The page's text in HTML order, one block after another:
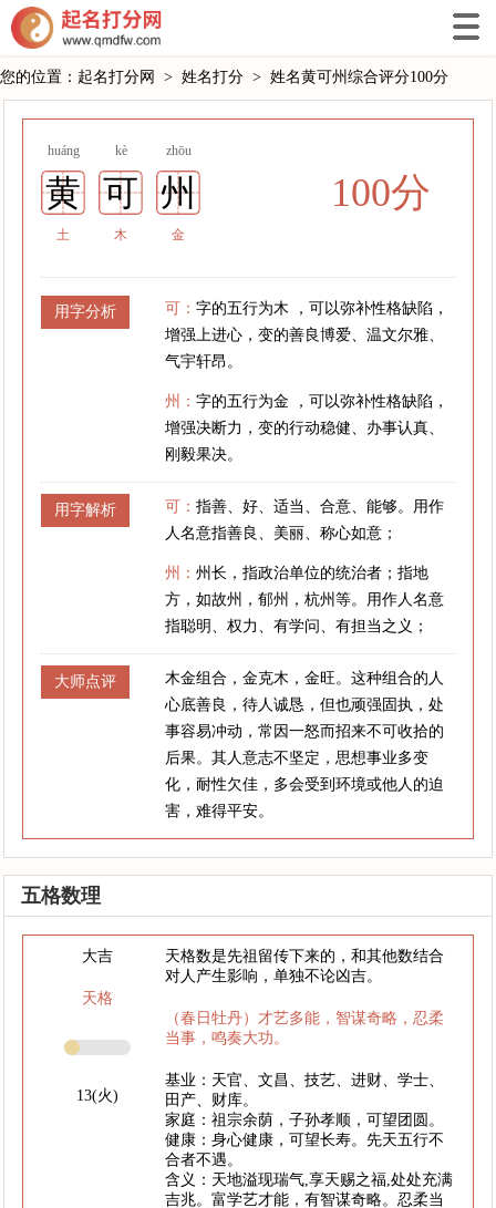
您的位置： 起名打分网 > 姓名打分 > 姓名黄可州综合评分100分
huáng kè zhōu
黄 可 州
土 木 金
100分
用字分析 可：字的五行为木 ，可以弥补性格缺陷，
增强上进心，变的善良博爱、温文尔雅、
气宇轩昂。
州：字的五行为金 ，可以弥补性格缺陷，
增强决断力，变的行动稳健、办事认真、
刚毅果决。
用字解析 可：指善、好、适当、合意、能够。用作
人名意指善良、美丽、称心如意；
州：州长，指政治单位的统治者；指地
方，如故州，郁州，杭州等。用作人名意
指聪明、权力、有学问、有担当之义；
大师点评
木金组合，金克木，金旺。这种组合的人
心底善良，待人诚恳，但也顽强固执，处
事容易冲动，常因一怒而招来不可收拾的
后果。其人意志不坚定，思想事业多变
化，耐性欠佳，多会受到环境或他人的迫
害，难得平安。
五格数理
大吉
天格
13(火)
天格数是先祖留传下来的，和其他数结合
对人产生影响，单独不论凶吉。
（春日牡丹）才艺多能，智谋奇略，忍柔
当事，鸣奏大功。
基业：天官、文昌、技艺、进财、学士、
田产、财库。
家庭：祖宗余荫，子孙孝顺，可望团圆。
健康：身心健康，可望长寿。先天五行不
合者不遇。
含义：天地溢现瑞气,享天赐之福,处处充满
吉兆。富学艺才能，有智谋奇略。忍柔当